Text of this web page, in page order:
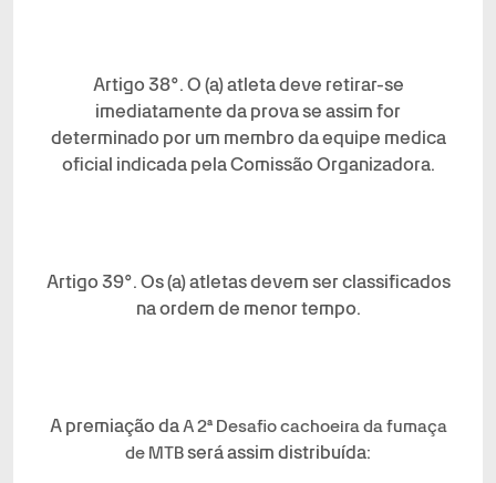
Artigo 38°. O (a) atleta deve retirar-se
imediatamente da prova se assim for
determinado por um membro da equipe medica
oficial indicada pela Comissão Organizadora.
Artigo 39°. Os (a) atletas devem ser classificados
na ordem de menor tempo.
A premiação da A 2ª Desafio cachoeira da fumaça
de MTBserá assim distribuída: